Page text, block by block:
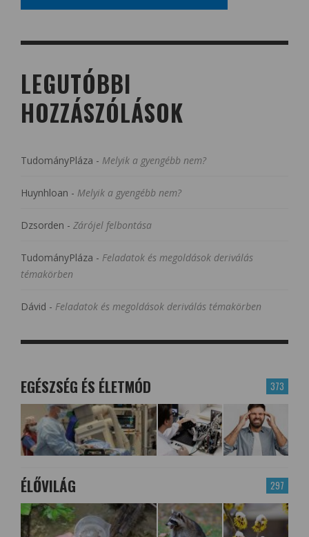
LEGUTÓBBI
HOZZÁSZÓLÁSOK
TudományPláza - Melyik a gyengébb nem?
Huynhloan - Melyik a gyengébb nem?
Dzsorden - Zárójel felbontása
TudományPláza - Feladatok és megoldások deriválás
témakörben
Dávid - Feladatok és megoldások deriválás témakörben
373
EGÉSZSÉG ÉS ÉLETMÓD
297
ÉLŐVILÁG